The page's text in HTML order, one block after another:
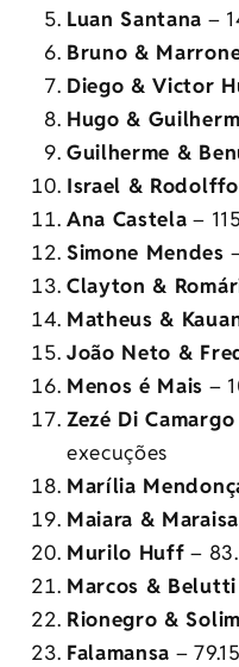
Luan Santana –
Bruno &
Diego & Victor
Hugo &
Guilherme &
Israel & Rodolffo
Ana Castela –
Simone Mendes
Clayton &
Matheus &
João Neto &
Menos é Mais –
Zezé Di
execuções
Marília
Maiara & Maraisa
Murilo Huff –
Marcos & Belutti
Rionegro &
Falamansa –